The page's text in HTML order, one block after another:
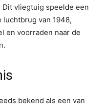
vliegtuig speelde een
van 1948,
en voorraden naar de
bekend als een van